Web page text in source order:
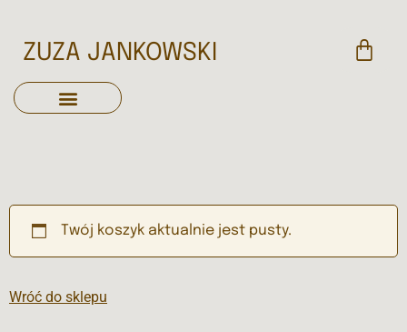
ZUZA JANKOWSKI
Twój koszyk aktualnie jest pusty.
Wróć do sklepu